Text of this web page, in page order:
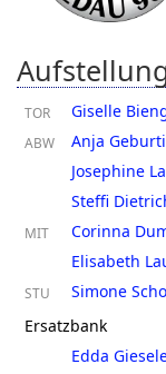
TOR Giselle
ABW
Anja
Josephine
Steffi
MIT
Corinna
Elisabeth
STU Simone
Ersatzbank
Edda